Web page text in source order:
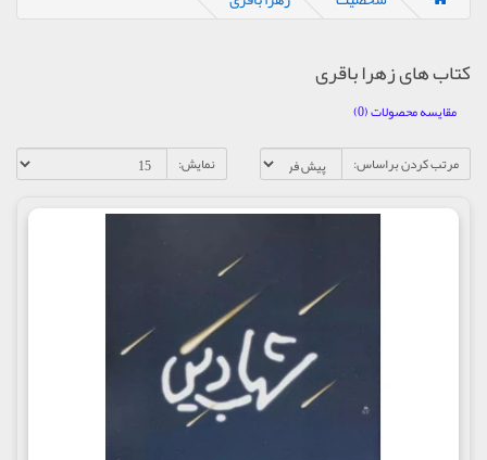
کتاب های زهرا باقری
مقایسه محصولات (0)
مرتب کردن براساس:
نمایش: